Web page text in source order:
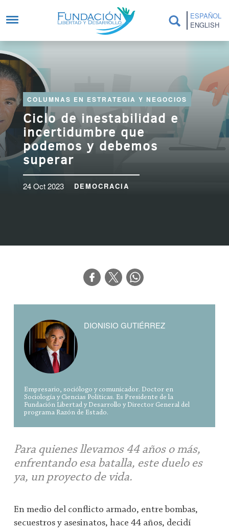
ESPAÑOL
ENGLISH
COLUMNAS EN ESTRATEGIA Y NEGOCIOS
Ciclo de inestabilidad e
incertidumbre que
podemos y debemos
superar
24 Oct 2023 DEMOCRACIA
Para quienes llevamos 44 años o más,
enfrentando esa batalla, este duelo es
ya, un proyecto de vida.
En medio del conflicto armado, entre bombas,
secuestros y asesinatos, hace 44 años, decidí
DIONISIO GUTIÉRREZ
Empresario, sociólogo y comunicador. Doctor en
Sociología y Ciencias Políticas. Es Presidente de la
Fundación Libertad y Desarrollo y Director General del
programa Razón de Estado.